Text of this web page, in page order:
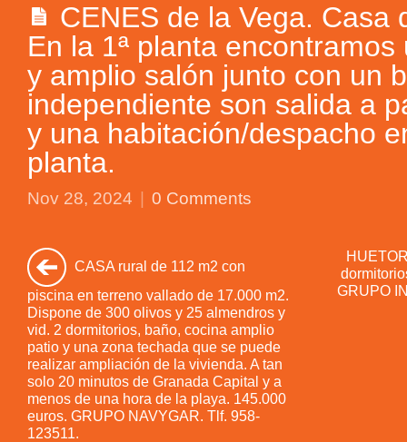
CENES de la Vega. Casa
En la 1ª planta
y amplio salón junto con un
independiente son salida a
y una habitación/despacho
planta.
Nov 28, 2024 0 Comments
CASA rural de 112 m2 con
piscina en terreno vallado de 17.000 m2.
Dispone de 300 olivos y 25 almendros y
vid. 2 dormitorios, baño, cocina amplio
patio y una zona techada que se puede
realizar ampliación de la vivienda. A tan
solo 20 minutos de Granada Capital y a
menos de una hora de la playa. 145.000
euros. GRUPO NAVYGAR. Tlf. 958-
123511.
GRUPO